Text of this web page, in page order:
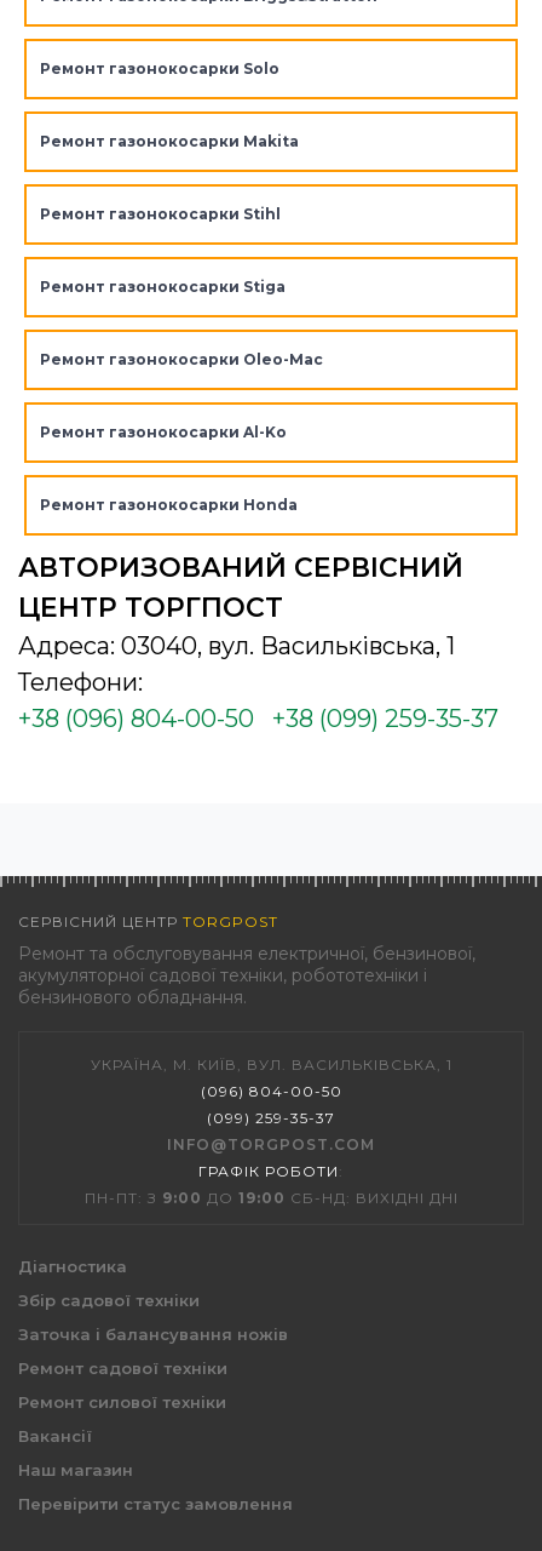
Ремонт газонокосарки Solo
Ремонт газонокосарки Makita
Ремонт газонокосарки Stihl
Ремонт газонокосарки Stiga
Ремонт газонокосарки Oleo-Mac
Ремонт газонокосарки Al-Ko
Ремонт газонокосарки Honda
АВТОРИЗОВАНИЙ СЕРВІСНИЙ
ЦЕНТР ТОРГПОСТ
Адреса: 03040, вул. Васильківська, 1
Телефони:
+38 (096) 804-00-50
+38 (099) 259-35-37
СЕРВІСНИЙ ЦЕНТР TORGPOST
Ремонт та обслуговування електричної, бензинової,
акумуляторної садової техніки, робототехніки і
бензинового обладнання.
УКРАЇНА, М. КИЇВ, ВУЛ. ВАСИЛЬКІВСЬКА, 1
(096) 804-00-50
(099) 259-35-37
INFO@TORGPOST.COM
ГРАФІК РОБОТИ :
ПН-ПТ: З 9:00 ДО 19:00 СБ-НД: ВИХІДНІ ДНІ
Діагностика
Збір садової техніки
Заточка і балансування ножів
Ремонт садової техніки
Ремонт силової техніки
Вакансії
Наш магазин
Перевірити статус замовлення